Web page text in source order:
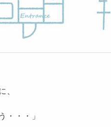
、
・・・」